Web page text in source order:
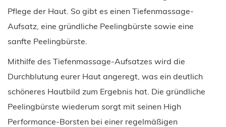
Pflege der Haut. So gibt es einen Tiefenmassage-
Aufsatz, eine gründliche Peelingbürste sowie eine
sanfte Peelingbürste.
Mithilfe des Tiefenmassage-Aufsatzes wird die
Durchblutung eurer Haut angeregt, was ein deutlich
schöneres Hautbild zum Ergebnis hat. Die gründliche
Peelingbürste wiederum sorgt mit seinen High
Performance-Borsten bei einer regelmäßigen